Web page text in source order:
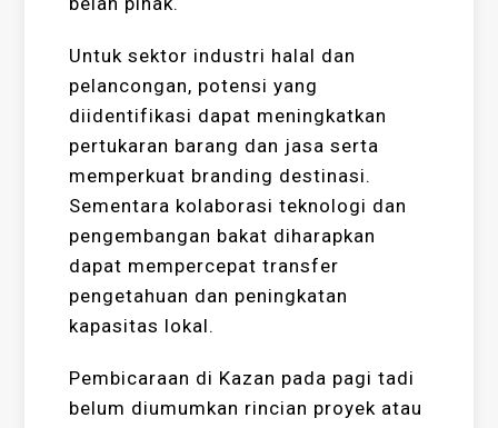
Untuk sektor industri halal dan
pelancongan, potensi yang
diidentifikasi dapat meningkatkan
pertukaran barang dan jasa serta
memperkuat branding destinasi.
Sementara kolaborasi teknologi dan
pengembangan bakat diharapkan
dapat mempercepat transfer
pengetahuan dan peningkatan
kapasitas lokal.
Pembicaraan di Kazan pada pagi tadi
belum diumumkan rincian proyek atau